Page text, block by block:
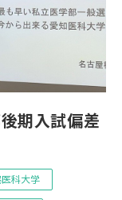
期入試偏差
科大学